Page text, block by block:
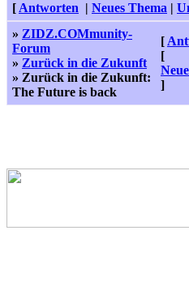
[ Antworten | Neues Thema |
» ZIDZ.COMmunity-
Forum
» Zurück in die Zukunft
» Zurück in die Zukunft:
The Future is back
[
[
]